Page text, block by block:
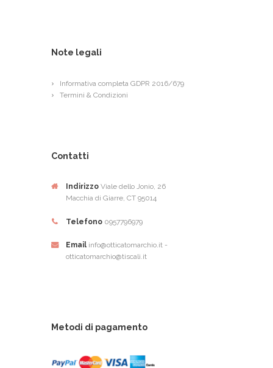
Note legali
Informativa completa GDPR 2016/679
Termini & Condizioni
Contatti
Indirizzo Viale dello Jonio, 26
Macchia di Giarre, CT 95014
Telefono 0957796979
Email info@otticatomarchio.it -
otticatomarchio@tiscali.it
Metodi di pagamento